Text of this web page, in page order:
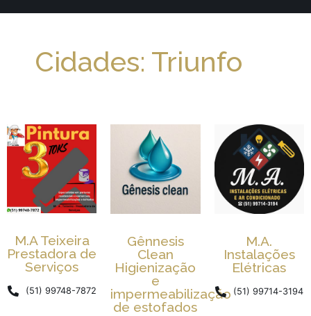
Cidades: Triunfo
M.A Teixeira
Prestadora de
Serviços
(51) 99748-7872
Gênnesis
Clean
Higienização
e
impermeabilização
de estofados
M.A.
Instalações
Elétricas
(51) 99714-3194